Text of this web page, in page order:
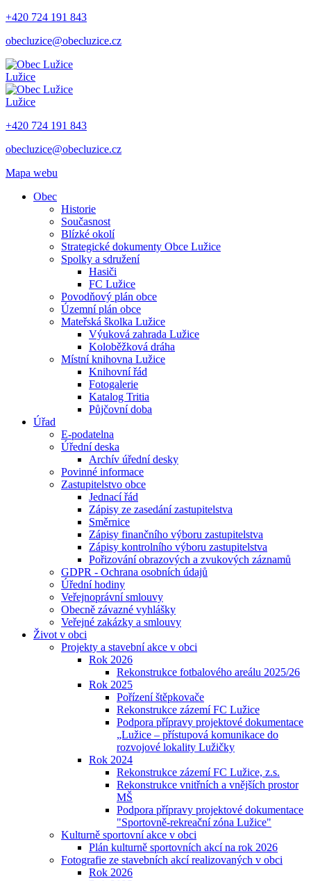
+420 724 191 843
obecluzice@obecluzice.cz
Lužice
Lužice
+420 724 191 843
obecluzice@obecluzice.cz
Mapa webu
Obec
Historie
Současnost
Blízké okolí
Strategické dokumenty Obce Lužice
Spolky a sdružení
Hasiči
FC Lužice
Povodňový plán obce
Územní plán obce
Mateřská školka Lužice
Výuková zahrada Lužice
Koloběžková dráha
Místní knihovna Lužice
Knihovní řád
Fotogalerie
Katalog Tritia
Půjčovní doba
Úřad
E-podatelna
Úřední deska
Archív úřední desky
Povinné informace
Zastupitelstvo obce
Jednací řád
Zápisy ze zasedání zastupitelstva
Směrnice
Zápisy finančního výboru zastupitelstva
Zápisy kontrolního výboru zastupitelstva
Pořizování obrazových a zvukových záznamů
GDPR - Ochrana osobních údajů
Úřední hodiny
Veřejnoprávní smlouvy
Obecně závazné vyhlášky
Veřejné zakázky a smlouvy
Život v obci
Projekty a stavební akce v obci
Rok 2026
Rekonstrukce fotbalového areálu 2025/26
Rok 2025
Pořízení štěpkovače
Rekonstrukce zázemí FC Lužice
Podpora přípravy projektové dokumentace
„Lužice – přístupová komunikace do
rozvojové lokality Lužičky
Rok 2024
Rekonstrukce zázemí FC Lužice, z.s.
Rekonstrukce vnitřních a vnějších prostor
MŠ
Podpora přípravy projektové dokumentace
"Sportovně-rekreační zóna Lužice"
Kulturně sportovní akce v obci
Plán kulturně sportovních akcí na rok 2026
Fotografie ze stavebních akcí realizovaných v obci
Rok 2026